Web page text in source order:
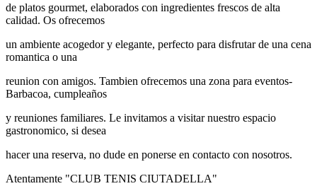
de platos gourmet, elaborados con ingredientes frescos de alta
calidad. Os ofrecemos
un ambiente acogedor y elegante, perfecto para disfrutar de una cena
romantica o una
reunion con amigos. Tambien ofrecemos una zona para eventos-
Barbacoa, cumpleaños
y reuniones familiares. Le invitamos a visitar nuestro espacio
gastronomico, si desea
hacer una reserva, no dude en ponerse en contacto con nosotros.
Atentamente "CLUB TENIS CIUTADELLA"